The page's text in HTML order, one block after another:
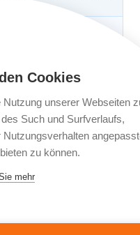
dem 29. Tag vor
Werktage nach
Bahnhofstraße 16, 85609
(IPID)
Cookies
unserer Webseiten
Such und Surfverlaufs,
zu können.
mehr